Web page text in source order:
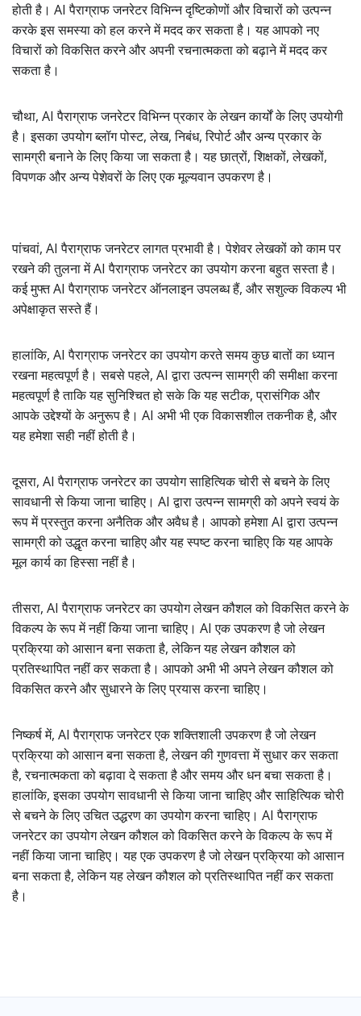
होती है। AI पैराग्राफ जनरेटर विभिन्न दृष्टिकोणों और विचारों को उत्पन्न
करके इस समस्या को हल करने में मदद कर सकता है। यह आपको नए
विचारों को विकसित करने और अपनी रचनात्मकता को बढ़ाने में मदद कर
सकता है।
चौथा, AI पैराग्राफ जनरेटर विभिन्न प्रकार के लेखन कार्यों के लिए उपयोगी
है। इसका उपयोग ब्लॉग पोस्ट, लेख, निबंध, रिपोर्ट और अन्य प्रकार के
सामग्री बनाने के लिए किया जा सकता है। यह छात्रों, शिक्षकों, लेखकों,
विपणक और अन्य पेशेवरों के लिए एक मूल्यवान उपकरण है।
पांचवां, AI पैराग्राफ जनरेटर लागत प्रभावी है। पेशेवर लेखकों को काम पर
रखने की तुलना में AI पैराग्राफ जनरेटर का उपयोग करना बहुत सस्ता है।
कई मुफ्त AI पैराग्राफ जनरेटर ऑनलाइन उपलब्ध हैं, और सशुल्क विकल्प भी
अपेक्षाकृत सस्ते हैं।
हालांकि, AI पैराग्राफ जनरेटर का उपयोग करते समय कुछ बातों का ध्यान
रखना महत्वपूर्ण है। सबसे पहले, AI द्वारा उत्पन्न सामग्री की समीक्षा करना
महत्वपूर्ण है ताकि यह सुनिश्चित हो सके कि यह सटीक, प्रासंगिक और
आपके उद्देश्यों के अनुरूप है। AI अभी भी एक विकासशील तकनीक है, और
यह हमेशा सही नहीं होती है।
दूसरा, AI पैराग्राफ जनरेटर का उपयोग साहित्यिक चोरी से बचने के लिए
सावधानी से किया जाना चाहिए। AI द्वारा उत्पन्न सामग्री को अपने स्वयं के
रूप में प्रस्तुत करना अनैतिक और अवैध है। आपको हमेशा AI द्वारा उत्पन्न
सामग्री को उद्धृत करना चाहिए और यह स्पष्ट करना चाहिए कि यह आपके
मूल कार्य का हिस्सा नहीं है।
तीसरा, AI पैराग्राफ जनरेटर का उपयोग लेखन कौशल को विकसित करने के
विकल्प के रूप में नहीं किया जाना चाहिए। AI एक उपकरण है जो लेखन
प्रक्रिया को आसान बना सकता है, लेकिन यह लेखन कौशल को
प्रतिस्थापित नहीं कर सकता है। आपको अभी भी अपने लेखन कौशल को
विकसित करने और सुधारने के लिए प्रयास करना चाहिए।
निष्कर्ष में, AI पैराग्राफ जनरेटर एक शक्तिशाली उपकरण है जो लेखन
प्रक्रिया को आसान बना सकता है, लेखन की गुणवत्ता में सुधार कर सकता
है, रचनात्मकता को बढ़ावा दे सकता है और समय और धन बचा सकता है।
हालांकि, इसका उपयोग सावधानी से किया जाना चाहिए और साहित्यिक चोरी
से बचने के लिए उचित उद्धरण का उपयोग करना चाहिए। AI पैराग्राफ
जनरेटर का उपयोग लेखन कौशल को विकसित करने के विकल्प के रूप में
नहीं किया जाना चाहिए। यह एक उपकरण है जो लेखन प्रक्रिया को आसान
बना सकता है, लेकिन यह लेखन कौशल को प्रतिस्थापित नहीं कर सकता
है।